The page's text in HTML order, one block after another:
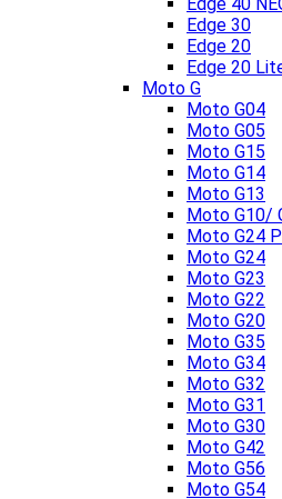
Edge 30
Edge 20
Edge 20
Moto G
Moto G04
Moto G05
Moto G15
Moto G14
Moto G13
Moto G10/
Moto G24
Moto G24
Moto G23
Moto G22
Moto G20
Moto G35
Moto G34
Moto G32
Moto G31
Moto G30
Moto G42
Moto G56
Moto G54